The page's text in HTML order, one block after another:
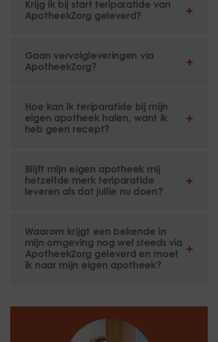
Krijg ik bij start teriparatide van
ApotheekZorg geleverd?
Gaan vervolgleveringen via
ApotheekZorg?
Hoe kan ik teriparatide bij mijn
eigen apotheek halen, want ik
heb geen recept?
Blijft mijn eigen apotheek mij
hetzelfde merk teriparatide
leveren als dat jullie nu doen?
Waarom krijgt een bekende in
mijn omgeving nog wel steeds via
ApotheekZorg geleverd en moet
ik naar mijn eigen apotheek?